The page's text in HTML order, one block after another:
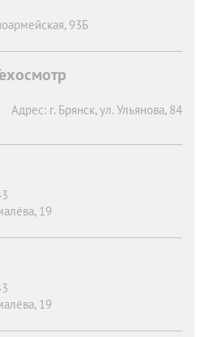
93Б
Адрес: г. Брянск, ул. Ульянова, 84
19
19